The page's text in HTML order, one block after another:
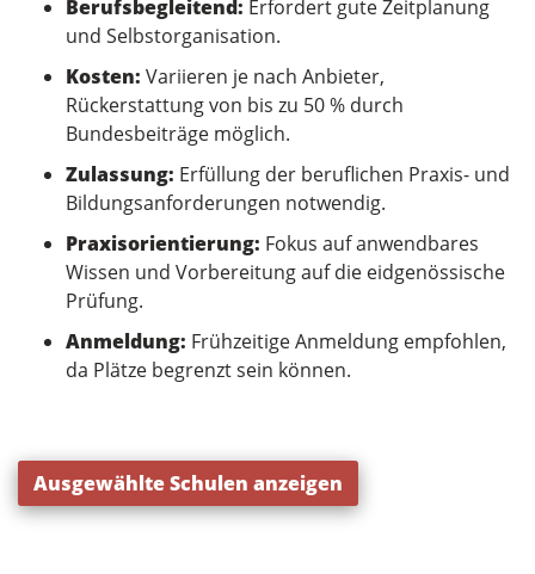
Berufsbegleitend: Erfordert gute Zeitplanung
und Selbstorganisation.
Kosten: Variieren je nach Anbieter,
Rückerstattung von bis zu 50 % durch
Bundesbeiträge möglich.
Zulassung: Erfüllung der beruflichen Praxis- und
Bildungsanforderungen notwendig.
Praxisorientierung: Fokus auf anwendbares
Wissen und Vorbereitung auf die eidgenössische
Prüfung.
Anmeldung: Frühzeitige Anmeldung empfohlen,
da Plätze begrenzt sein können.
Ausgewählte Schulen anzeigen